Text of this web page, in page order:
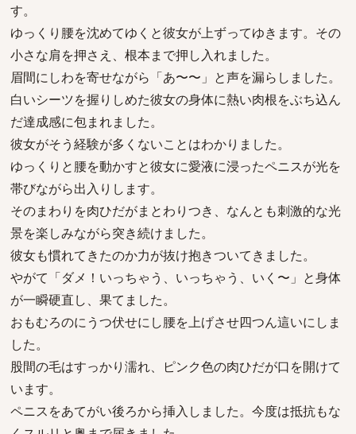
す。
ゆっくり腰を沈めてゆくと彼女が上ずってゆきます。その
小さな肩を押さえ、根本まで押し入れました。
眉間にしわを寄せながら「あ〜〜」と声を漏らしました。
白いシーツを握りしめた彼女の身体に熱い肉根をぶち込ん
だ達成感に包まれました。
彼女がそう経験が多くないことはわかりました。
ゆっくりと腰を動かすと彼女に愛液に浸ったペニスが光を
帯びながら出入りします。
そのまわりを肉ひだがまとわりつき、なんとも刺激的な光
景を楽しみながら突き続けました。
彼女も慣れてきたのか力が抜け抱きついてきました。
やがて「ダメ！いっちゃう、いっちゃう、いく〜」と身体
が一瞬硬直し、果てました。
おもむろのにうつ伏せにし腰を上げさせ四つん這いにしま
した。
股間の毛はすっかり濡れ、ピンク色の肉ひだが口を開けて
います。
ペニスをあてがい後ろから挿入しました。今度は抵抗もな